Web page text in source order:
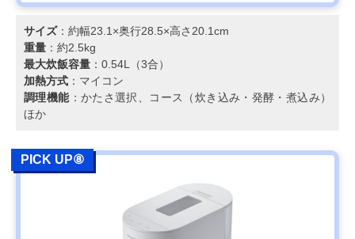
サイズ：約幅23.1×奥行28.5×高さ20.1cm
重量 ：約2.5kg
最大炊飯容量 ：0.54L（3合）
加熱方式 ：マイコン
調理機能：かたさ選択、コース（炊き込み・発酵・煮込み）
ほか
PICK UP⑧